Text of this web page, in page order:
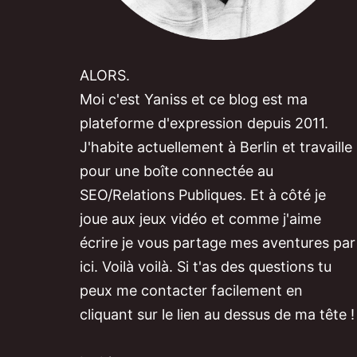
ALORS.
Moi c'est Yaniss et ce blog est ma
plateforme d'expression depuis 2011.
J'habite actuellement à Berlin et travaille
pour une boîte connectée au
SEO/Relations Publiques. Et à côté je
joue aux jeux vidéo et comme j'aime
écrire je vous partage mes aventures par
ici. Voilà voilà. Si t'as des questions tu
peux me contacter facilement en
cliquant sur le lien au dessus de ma tête !